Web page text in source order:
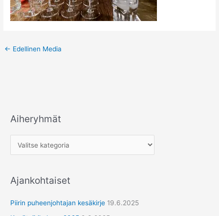
← Edellinen Media
Aiheryhmät
A
e
y
Ajankohtaiset
Piirin puheenjohtajan kesäkirje 19.6.2025